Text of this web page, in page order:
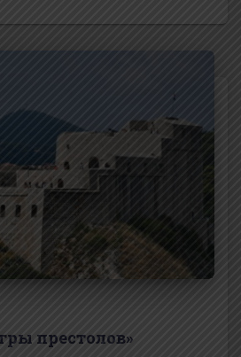
престолов»